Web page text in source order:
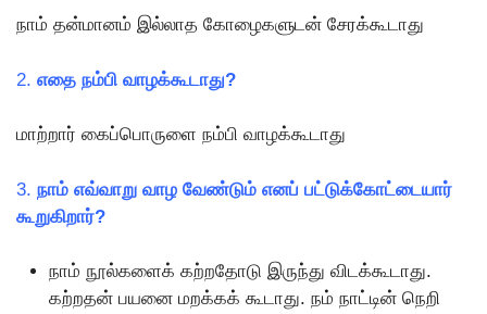
நாம் தன்மானம் இல்லாத கோழைகளுடன் சேரக்கூடாது
2. எதை நம்பி வாழக்கூடாது?
மாற்றார் கைப்பொருளை நம்பி வாழக்கூடாது
3. நாம் எவ்வாறு வாழ வேண்டும் எனப் பட்டுக்கோட்டையார்
கூறுகிறார்?
நாம் நூல்களைக் கற்றதோடு இருந்து விடக்கூடாது.
கற்றதன் பயனை மறக்கக் கூடாது. நம் நாட்டின் நெறி